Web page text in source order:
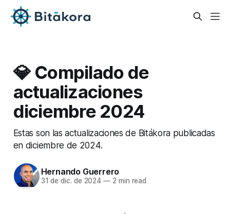
💎 Compilado de
actualizaciones
diciembre 2024
Estas son las actualizaciones de Bitákora publicadas
en diciembre de 2024.
Hernando Guerrero
31 de dic. de 2024 — 2 min read